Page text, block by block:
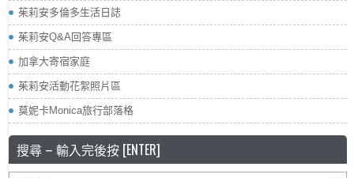
茱莉安多倫多生活日誌
茱莉安Q&A回答專區
加拿大寄宿家庭
茱莉安活動花絮照片區
莫妮卡Monica旅行部落格
搜尋 – 輸入完後按 [ENTER]